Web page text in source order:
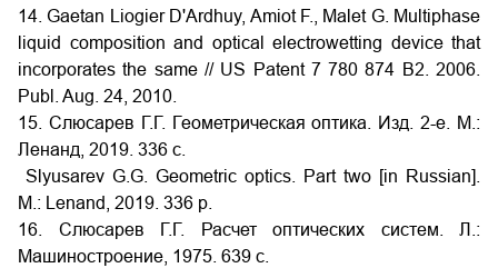
14. Gaetan Liogier D'Ardhuy, Amiot F., Malet G. Multiphase
liquid composition and optical electrowetting device that
incorporates the same // US Patent 7 780 874 B2. 2006.
Publ. Aug. 24, 2010.
15. Слюсарев Г.Г. Геометрическая оптика. Изд. 2-е. М.:
Ленанд, 2019. 336 с.
Slyusarev G.G. Geometric optics. Part two [in Russian].
M.: Lenand, 2019. 336 p.
16. Слюсарев Г.Г. Расчет оптических систем. Л.:
Машиностроение, 1975. 639 с.